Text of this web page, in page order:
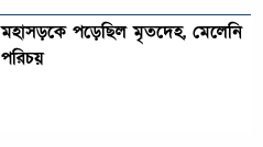
মহাসড়কে পড়েছিল মৃতদেহ, মেলেনি
পরিচয়